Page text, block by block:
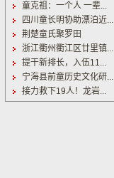
童克祖：一个人 一辈...
四川童长明协助漂泊近...
荆楚童氏聚罗田
浙江衢州衢江区廿里镇...
提干新排长，入伍11...
宁海县前童历史文化研...
接力救下19人！龙岩...